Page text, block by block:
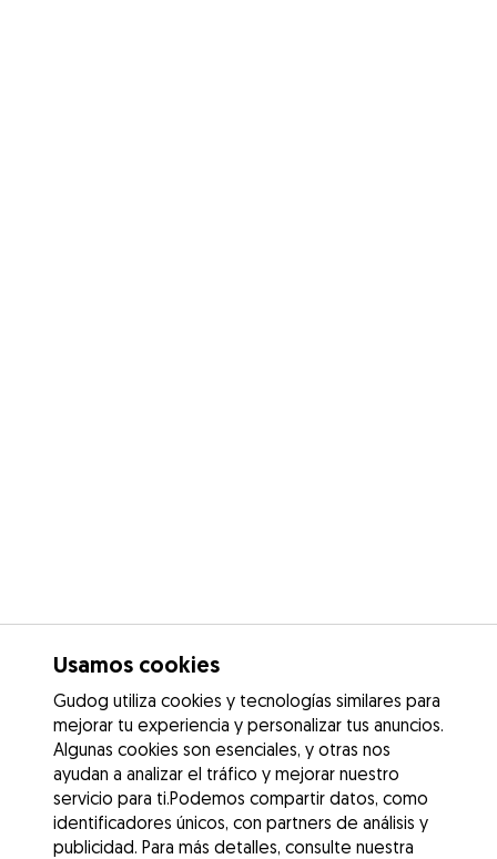
Usamos cookies
Gudog utiliza cookies y tecnologías similares para
mejorar tu experiencia y personalizar tus anuncios.
Algunas cookies son esenciales, y otras nos
ayudan a analizar el tráfico y mejorar nuestro
servicio para ti.Podemos compartir datos, como
identificadores únicos, con partners de análisis y
publicidad. Para más detalles, consulte nuestra